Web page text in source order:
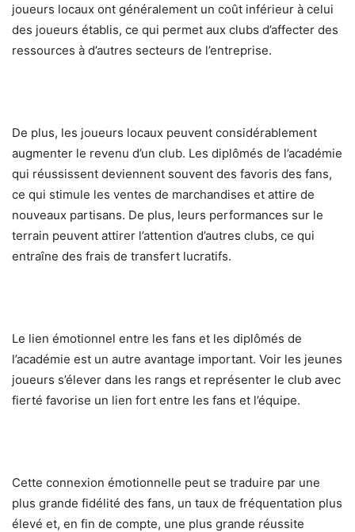
joueurs locaux ont généralement un coût inférieur à celui
des joueurs établis, ce qui permet aux clubs d’affecter des
ressources à d’autres secteurs de l’entreprise.
De plus, les joueurs locaux peuvent considérablement
augmenter le revenu d’un club. Les diplômés de l’académie
qui réussissent deviennent souvent des favoris des fans,
ce qui stimule les ventes de marchandises et attire de
nouveaux partisans. De plus, leurs performances sur le
terrain peuvent attirer l’attention d’autres clubs, ce qui
entraîne des frais de transfert lucratifs.
Le lien émotionnel entre les fans et les diplômés de
l’académie est un autre avantage important. Voir les jeunes
joueurs s’élever dans les rangs et représenter le club avec
fierté favorise un lien fort entre les fans et l’équipe.
Cette connexion émotionnelle peut se traduire par une
plus grande fidélité des fans, un taux de fréquentation plus
élevé et, en fin de compte, une plus grande réussite